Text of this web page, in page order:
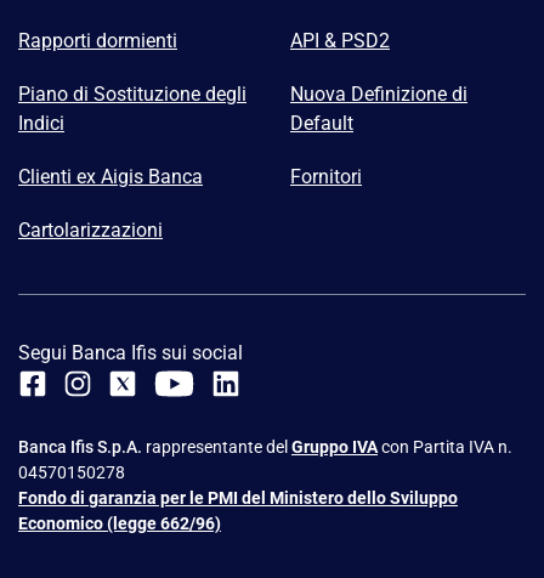
Rapporti dormienti API & PSD2
Piano di Sostituzione degli
Indici
Nuova Definizione di
Default
Clienti ex Aigis Banca Fornitori
Cartolarizzazioni
Segui Banca Ifis sui social
Banca Ifis S.p.A. rappresentante del Gruppo IVAcon Partita IVA n.
04570150278
Fondo di garanzia per le PMI del Ministero dello Sviluppo
Economico (legge 662/96)